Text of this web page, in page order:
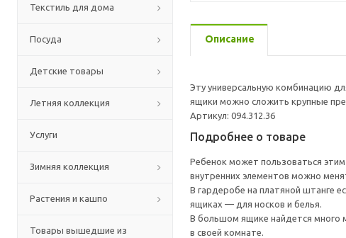
Текстиль для дома
Посуда
Детские товары
Летняя коллекция
Услуги
Зимняя коллекция
Растения и кашпо
Товары вышедшие из
Описание
Эту универсальную комбинацию
ящики можно сложить крупные
Артикул: 094.312.36
Подробнее о товаре
Ребенок может пользоваться
внутренних элементов можно
В гардеробе на платяной штанге
ящиках — для носков и белья.
В большом ящике найдется много
в своей комнате.